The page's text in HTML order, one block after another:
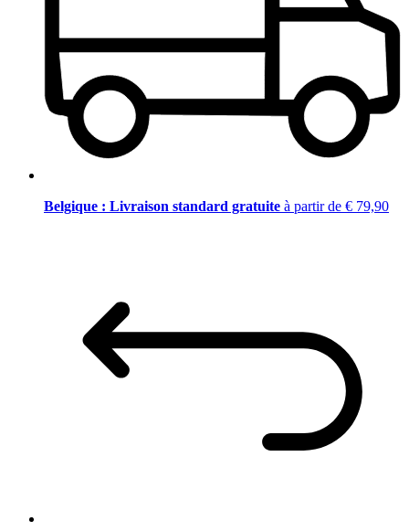
Belgique : Livraison standard gratuite à partir de € 79,90